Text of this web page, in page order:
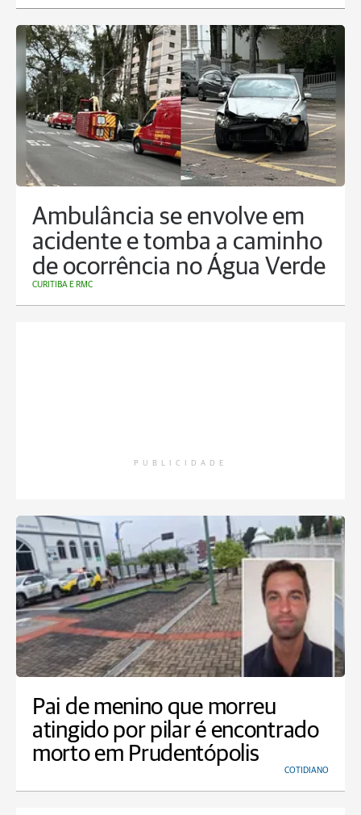
Ambulância se envolve em
acidente e tomba a caminho
de ocorrência no Água Verde
CURITIBA E RMC
PUBLICIDADE
Pai de menino que morreu
atingido por pilar é encontrado
morto em Prudentópolis
COTIDIANO